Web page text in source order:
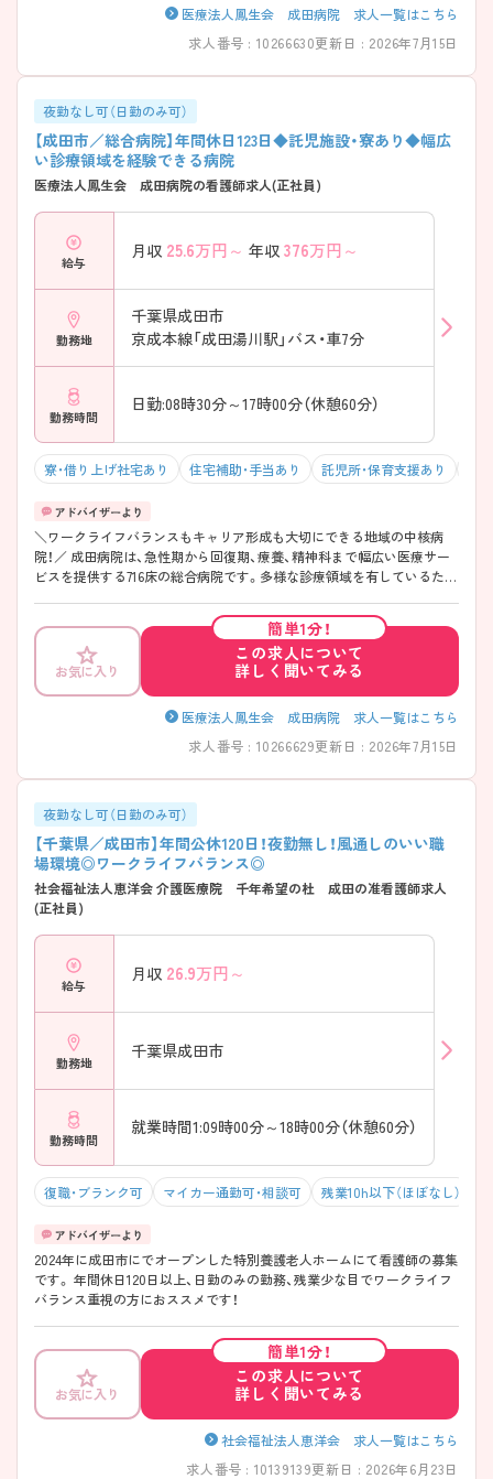
ランクのある方に向けたサポート体制を整備。周囲のスタッフが丁寧に
もとで長期的なキャリアを築きたい方におすすめの病院です。
◇─◇─◇─◇─◇─◇─◇─◇─◇ ◆しっかり休める勤務環境 年間
す。 年間休日123日 4週8休制＋祝日相当分 夏季休暇あり 年末年始休暇
あり 長期休暇取得実績あり 残業は月平均10時間程度 仕事だけでなく、
家族との時間や趣味も大切にしながら勤務できます。
◇─◇─◇─◇─◇─◇─◇─◇─◇ ◆教育サポート充実で安心 経験
が浅い方や転職後の新しい環境に不安がある方も安心して勤務を始めら
れる体制です。 経験1年程度から相談可能 正看護師・准看護師ともに応募
ート充実 新しい環境に慣れるまでしっかりバックアップしてもらえま
す。 ◇─◇─◇─◇─◇─◇─◇─◇─◇ ◆子育て世代にも配慮した
福利厚生 ライフスタイルの変化に合わせながら長く働ける制度が整っ
ています。 院内保育施設あり 職員寮完備 マイカー通勤可能 駐車場利用
可 幅広い年代のスタッフが活躍中 子育てと仕事の両立を目指す方にも
働きやすい環境です。 ◇─◇─◇─◇─◇─◇─◇─◇─◇ ◆多彩な
診療領域でスキルアップ 急性期から精神科領域まで、多様な看護経験を
積むことができます。 716床の総合病院 急性期・回復期・療養・精神科病棟
を設置 院内異動制度あり 電子カルテ導入済み 多職種と連携しながら看
護を実践 将来のキャリア形成や専門性の向上にもつながる環境です。
医療法人鳳生会 成田病院 求人一覧はこちら
求人番号 : 10266630更新日 : 2026年7月15日
夜勤なし可（日勤のみ可）
【成田市／総合病院】年間休日123日◆託児施設・寮あり◆幅広
い診療領域を経験できる病院
医療法人鳳生会 成田病院の看護師求人(正社員)
給与
月収 25.6万円～ 年収 376万円～
勤務地
千葉県成田市
京成本線「成田湯川駅」バス・車7分
勤務時間
日勤:08時30分～17時00分（休憩60分）
寮・借り上げ社宅あり 住宅補助・手当あり 託児所・保育支援あり
＼ワークライフバランスもキャリア形成も大切にできる地域の中核病
院！／ 成田病院は、急性期から回復期、療養、精神科まで幅広い医療サー
ビスを提供する716床の総合病院です。多様な診療領域を有しているた
取りながら働ける環境が整っています。連続休暇の取得実績もあり、プ
ライベートとの両立を目指す方にも適した職場です。 また、院内保育施
設や職員寮を備えており、子育て中の方や新たな土地で勤務を始める方
も安心して新生活をスタートできます。教育面では、経験の浅い方やブ
ランクのある方に向けたサポート体制を整備。周囲のスタッフが丁寧に
もとで長期的なキャリアを築きたい方におすすめの病院です。
◇─◇─◇─◇─◇─◇─◇─◇─◇ ◆しっかり休める勤務環境 年間
す。 年間休日123日 4週8休制＋祝日相当分 夏季休暇あり 年末年始休暇
あり 長期休暇取得実績あり 残業は月平均10時間程度 仕事だけでなく、
家族との時間や趣味も大切にしながら勤務できます。
◇─◇─◇─◇─◇─◇─◇─◇─◇ ◆教育サポート充実で安心 経験
が浅い方や転職後の新しい環境に不安がある方も安心して勤務を始めら
れる体制です。 経験1年程度から相談可能 正看護師・准看護師ともに応募
可能 入職後の研修制度あり 個別フォロー体制あり 中途入職者向けサポ
す。 ◇─◇─◇─◇─◇─◇─◇─◇─◇ ◆子育て世代にも配慮した
福利厚生 ライフスタイルの変化に合わせながら長く働ける制度が整っ
ています。 院内保育施設あり 職員寮完備 マイカー通勤可能 駐車場利用
可 幅広い年代のスタッフが活躍中 子育てと仕事の両立を目指す方にも
働きやすい環境です。 ◇─◇─◇─◇─◇─◇─◇─◇─◇ ◆多彩な
診療領域でスキルアップ 急性期から精神科領域まで、多様な看護経験を
積むことができます。 716床の総合病院 急性期・回復期・療養・精神科病棟
を設置 院内異動制度あり 電子カルテ導入済み 多職種と連携しながら看
護を実践 将来のキャリア形成や専門性の向上にもつながる環境です。
お気に入り
簡単1分！
この求人について
詳しく聞いてみる
医療法人鳳生会 成田病院 求人一覧はこちら
求人番号 : 10266629更新日 : 2026年7月15日
夜勤なし可（日勤のみ可）
【千葉県／成田市】年間公休120日！夜勤無し！風通しのいい職
場環境◎ワークライフバランス◎
社会福祉法人恵洋会 介護医療院 千年希望の杜 成田の准看護師求人
(正社員)
給与
月収 26.9万円～
勤務地
千葉県成田市
勤務時間
就業時間1:09時00分～18時00分（休憩60分）
復職・ブランク可 マイカー通勤可・相談可 残業10h以下（ほぼなし）
2024年に成田市にでオープンした特別養護老人ホームにて看護師の募集
です。 年間休日120日以上、日勤のみの勤務、残業少な目でワークライフ
バランス重視の方におススメです！
お気に入り
簡単1分！
この求人について
詳しく聞いてみる
社会福祉法人恵洋会 求人一覧はこちら
求人番号 : 10139139更新日 : 2026年6月23日